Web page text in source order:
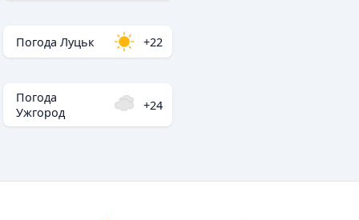
Погода Луцьк +22
Погода
Ужгород
+24